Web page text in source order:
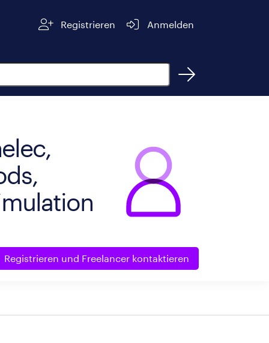
Registrieren Anmelden
Registrieren und Freelancer kontaktieren